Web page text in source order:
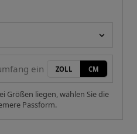
ZOLL CM
Größen liegen, wählen Sie die
Passform.